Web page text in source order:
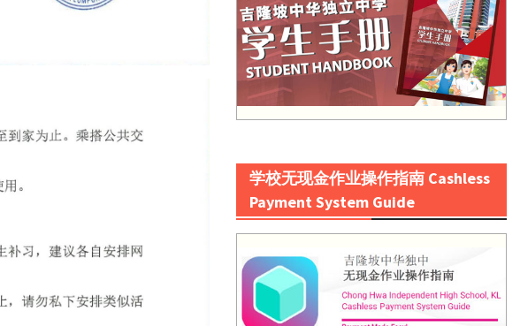
学校无现金作业操作指南 Cashless
Payment System Guide